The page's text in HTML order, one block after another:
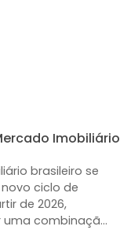
Imobiliário
brasileiro se
ciclo de
de 2026,
combinaçã...